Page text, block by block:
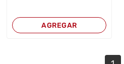
AGREGAR